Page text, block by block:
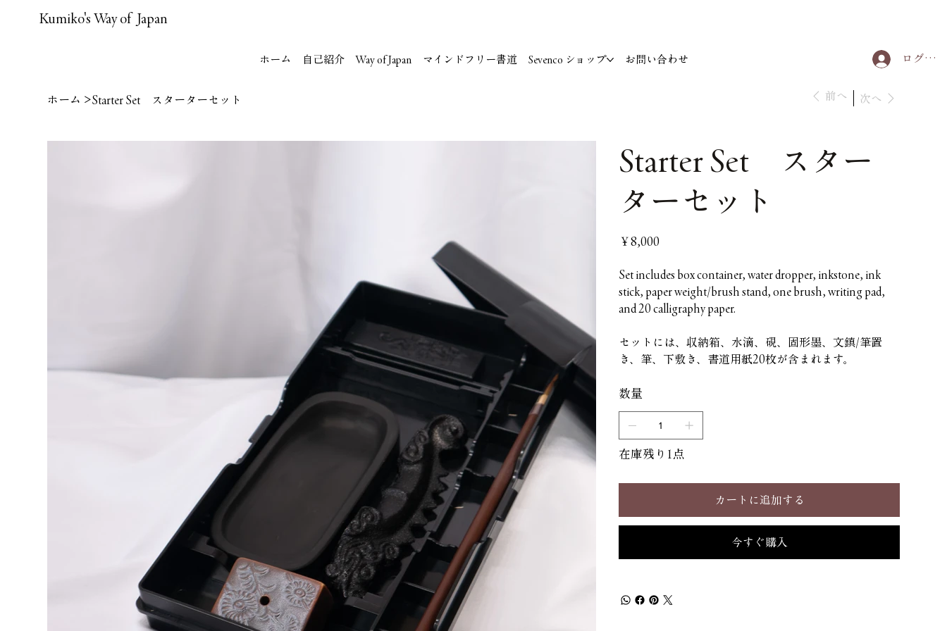
Kumiko's Way of Japan
ホーム 自己紹介 Way of Japan マインドフリー書道 Sevenco ショップ お問い合わせ ログイン
ホーム >Starter Set スターターセット 前へ 次へ
Starter Set スター
ターセット
格
￥8,000
Set includes box container, water dropper, inkstone, ink
stick, paper weight/brush stand, one brush, writing pad,
and 20 calligraphy paper.
セットには、収納箱、水滴、硯、固形墨、文鎮/筆置
き、筆、下敷き、書道用紙20枚が含まれます。
数量
在庫残り1点
カートに追加する
今すぐ購入